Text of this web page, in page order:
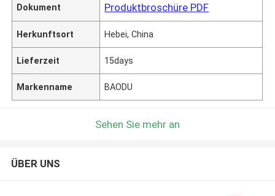
Dokument Produktbroschüre PDF
Herkunftsort Hebei, China
Lieferzeit 15days
Markenname BAODU
Sehen Sie mehr an
ÜBER UNS